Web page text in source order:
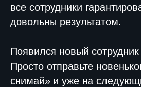
все сотрудники
довольны результатом.
Появился новый
Просто отправьте
снимай» и уже на